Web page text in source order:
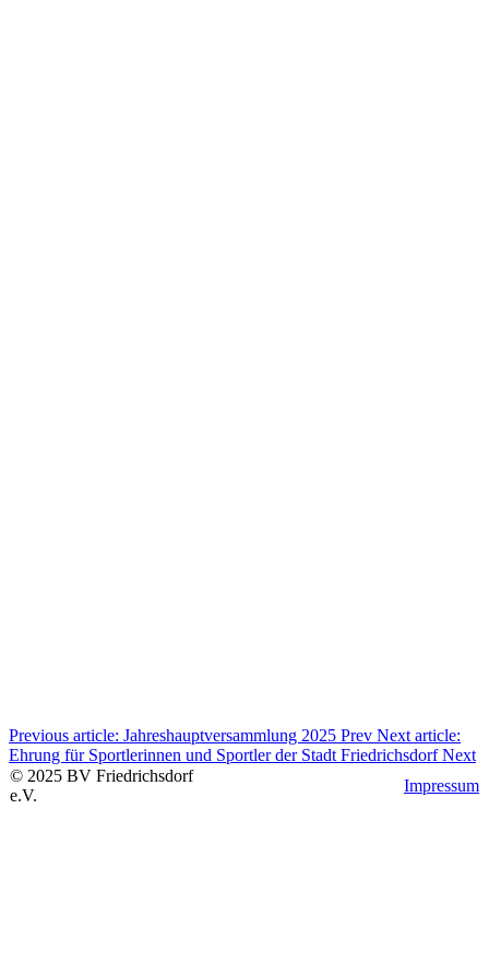
Previous article: Jahreshauptversammlung 2025 Prev Next article:
Ehrung für Sportlerinnen und Sportler der Stadt FriedrichsdorfNext
© 2025 BV Friedrichsdorf
e.V.
Impressum